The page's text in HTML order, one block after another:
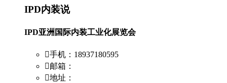
IPD内装说
IPD亚洲国际内装工业化展览会
手机：18937180595
邮箱：
地址：